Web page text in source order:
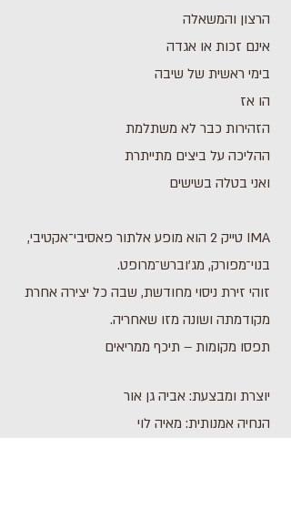
הרצון והמשאלה
אינם זכות או אגדה
בימי ראשית של שיבה
הו אז
הזהירות כבר לא משתלמת
ההליכה על ביצים מתייתרת
ואני בטלה בשישים
IMA טייק 2 הוא מופע אלתור פאסיבי־אקטיבי,
בנוי־מפורק, מג'וברש־מרופט.
זוהי זירת ניסוי מחודשת, שבה כל יצירה אחרת
מקודמתה ושונה מזו שאחריה.
תפסו מקומות – תיכף ממריאים
יוצרת ומבצעת: אביה גן אור
הנחיה אמנותית: מאיה לוי